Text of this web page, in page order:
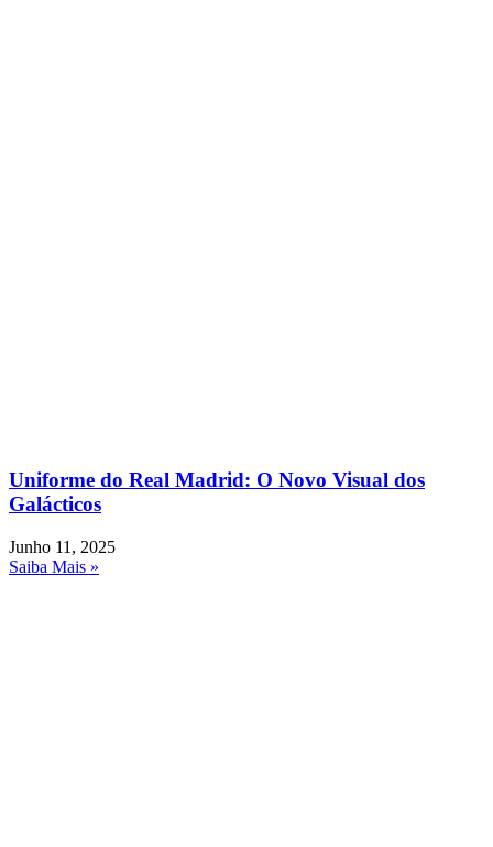
Uniforme do Real Madrid: O Novo Visual dos
Galácticos
Junho 11, 2025
Saiba Mais »